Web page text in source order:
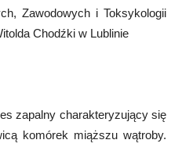
Zawodowych i Toksykologii
Chodźki w Lublinie
zapalny charakteryzujący się
komórek miąższu wątroby.